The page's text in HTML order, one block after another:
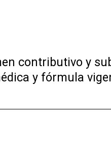
contributivo y
y fórmula